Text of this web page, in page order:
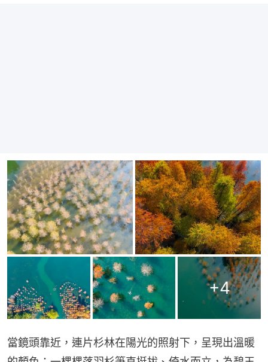
+4
當鏡頭靠近，連片杉林在陽光的照射下，呈現出溫暖